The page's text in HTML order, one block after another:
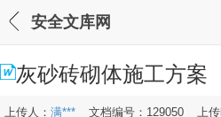
安全文库网
灰砂砖砌体施工方案
上传人： 满*** 文档编号：129050 上